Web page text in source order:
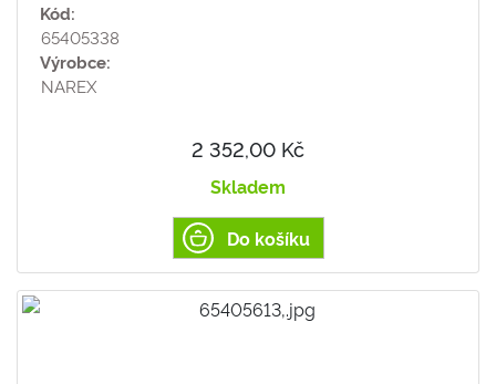
Kód:
65405338
Výrobce:
NAREX
2 352,00 Kč
Skladem
Do košíku